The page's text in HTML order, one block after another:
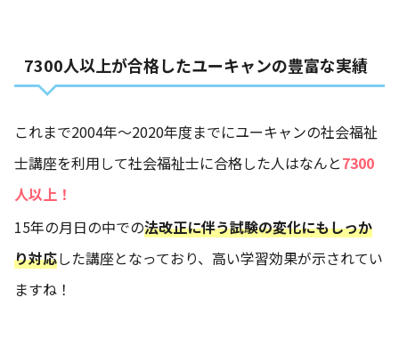
7300人以上が合格したユーキャンの豊富な実績
これまで2004年～2020年度までにユーキャンの社会福祉
士講座を利用して社会福祉士に合格した人はなんと7300
人以上！
15年の月日の中での法改正に伴う試験の変化にもしっか
り対応した講座となっており、高い学習効果が示されてい
ますね！